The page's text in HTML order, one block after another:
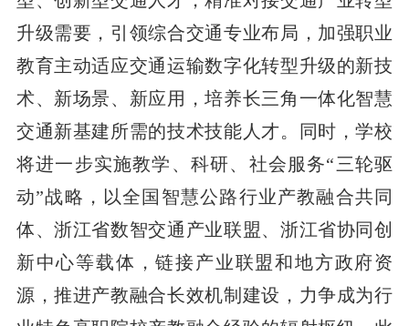
升级需要，引领综合交通专业布局，加强职业
教育主动适应交通运输数字化转型升级的新技
术、新场景、新应用，培养长三角一体化智慧
交通新基建所需的技术技能人才。同时，学校
将进一步实施教学、科研、社会服务“三轮驱
动”战略，以全国智慧公路行业产教融合共同
体、浙江省数智交通产业联盟、浙江省协同创
新中心等载体，链接产业联盟和地方政府资
源，推进产教融合长效机制建设，力争成为行